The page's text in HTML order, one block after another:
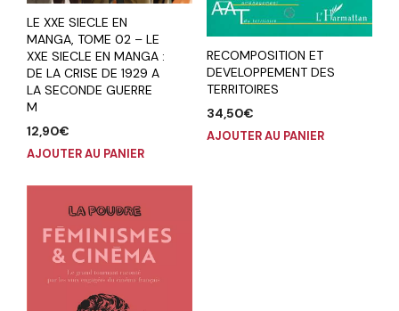
LE XXE SIECLE EN
MANGA, TOME 02 – LE
XXE SIECLE EN MANGA :
DE LA CRISE DE 1929 A
LA SECONDE GUERRE
M
12,90€
AJOUTER AU PANIER
RECOMPOSITION ET
DEVELOPPEMENT DES
TERRITOIRES
34,50€
AJOUTER AU PANIER